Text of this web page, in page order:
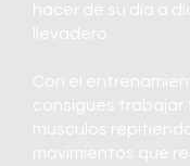
hacer de su día a
llevadero.
Con el
consigues trabajar
músculos
movimientos que